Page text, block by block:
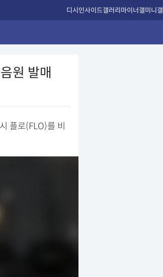
디시인사이드갤러리마이너갤미니갤
원 발매
플로(FLO)를 비